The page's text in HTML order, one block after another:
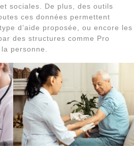
sociales. De plus, des outils
ces données permettent
d’aide proposée, ou encore les
des structures comme Pro
personne.